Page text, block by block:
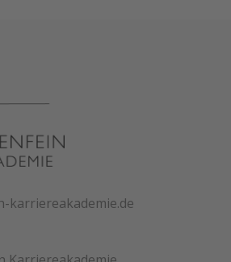
karriereakademie.de